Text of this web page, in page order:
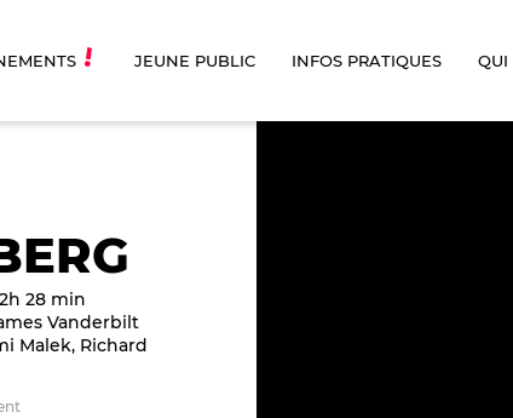
JEUNE PUBLIC INFOS PRATIQUES QUI
2h 28 min
Vanderbilt
Malek, Richard